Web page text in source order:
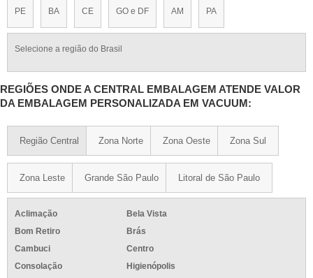
PE BA CE GO e DF AM PA
Selecione a região do Brasil
REGIÕES ONDE A CENTRAL EMBALAGEM ATENDE VALOR
DA EMBALAGEM PERSONALIZADA EM VACUUM:
Região Central Zona Norte Zona Oeste Zona Sul
Zona Leste Grande São Paulo Litoral de São Paulo
Aclimação
Bela Vista
Bom Retiro
Brás
Cambuci
Centro
Consolação
Higienópolis